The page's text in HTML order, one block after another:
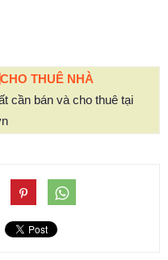
THUÊ NHÀ
cần bán và cho thuê tại